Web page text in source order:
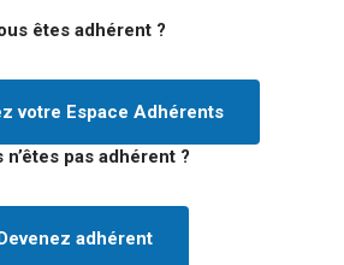
êtes adhérent ?
votre Espace Adhérents
n’êtes pas adhérent ?
adhérent